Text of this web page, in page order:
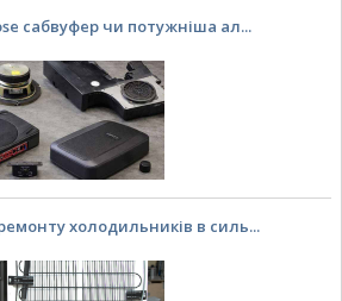
сабвуфер чи потужніша ал...
холодильників в силь...